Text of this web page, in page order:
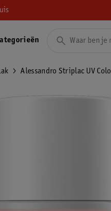
Alessandro Striplac UV